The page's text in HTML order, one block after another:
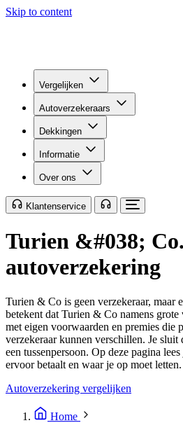
Skip to content
Vergelijken
Autoverzekeraars
Dekkingen
Informatie
Over ons
Klantenservice
Turien &#038; Co.
autoverzekering
Turien & Co is geen verzekeraar, maar
betekent dat Turien & Co namens grote
met eigen voorwaarden en premies die
verzekeraar kunnen verschillen. Je
een tussenpersoon. Op deze pagina
ervoor betaalt en waar je op moet letten.
Autoverzekering vergelijken
Home